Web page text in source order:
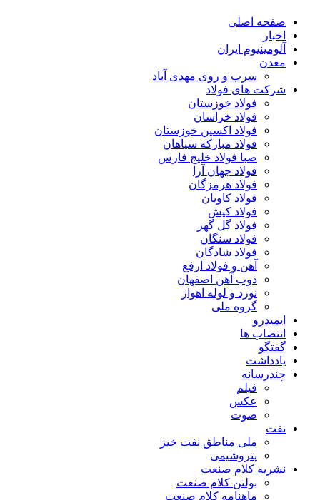
صفحه اصلی
اخبار
آلومینیوم ایران
معدن
سرب و روی مهدی آباد
شرکت های فولاد
فولاد خوزستان
فولاد خراسان
فولاد اکسین خوزستان
فولاد مبارکه سپاهان
صبا فولاد خلیج فارس
فولاد جهان آرا
فولاد هرمزگان
فولاد کاویان
فولاد کیش
فولاد گل گهر
فولاد سنگان
فولاد شادگان
آهن و فولاد ارفع
ذوب آهن اصفهان
نورد و لوله اهواز
گروه ملی
ایمیدرو
انتصاب ها
گفتگو
یادداشت
چندرسانه
فیلم
عکس
صوت
نفت
ملی مناطق نفت خیز
پتروشیمی
نشریه کلام صنعت
بولتن کلام صنعت
ماهنامه کلام صنعت